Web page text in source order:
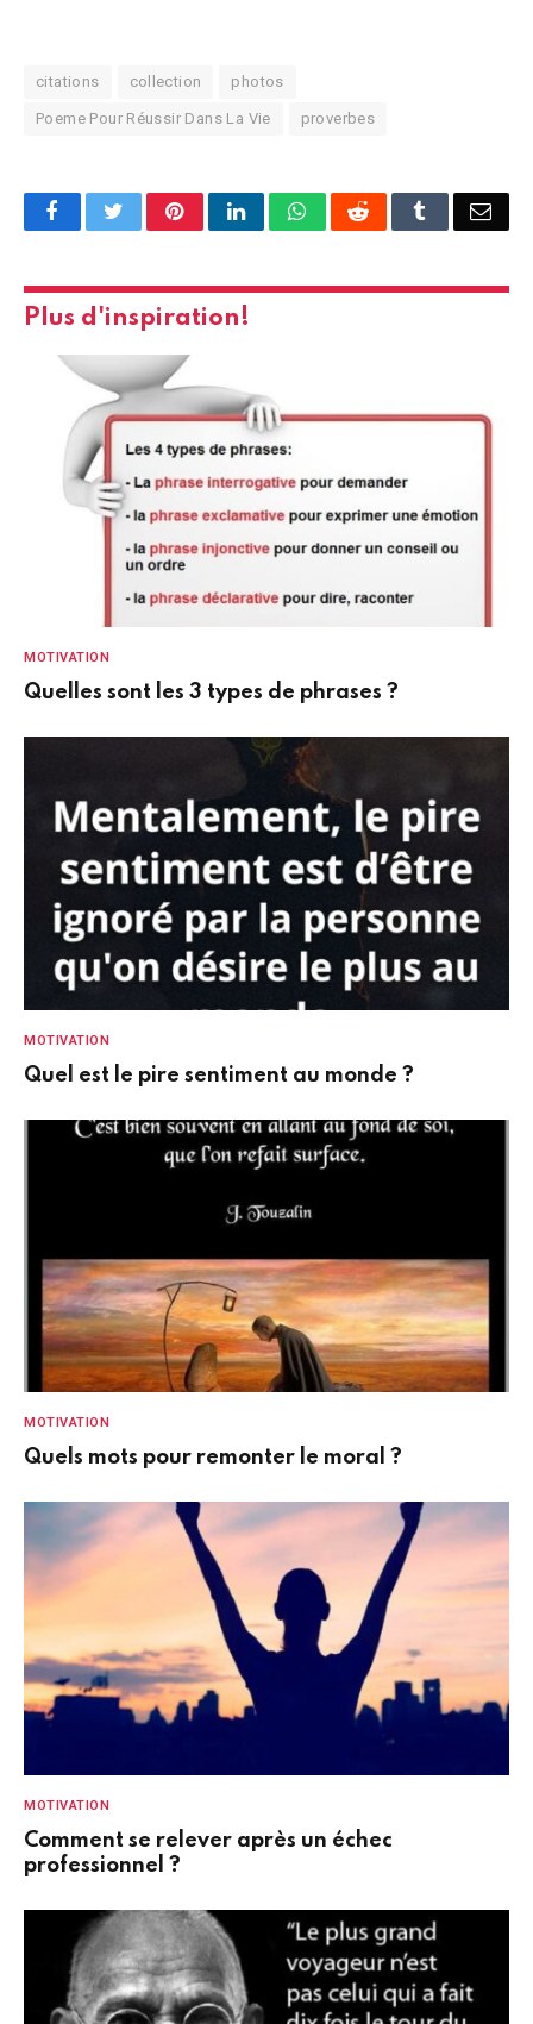
citations collection photos
Poeme Pour Réussir Dans La Vie proverbes
FacebookTwitterPinterestLinkedInWhatsAppReddit Tumblr
Plus d'inspiration!
MOTIVATION
Quelles sont les 3 types de phrases ?
MOTIVATION
Quel est le pire sentiment au monde ?
MOTIVATION
Quels mots pour remonter le moral ?
MOTIVATION
Comment se relever après un échec
professionnel ?